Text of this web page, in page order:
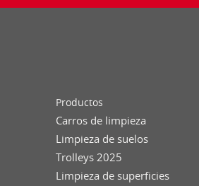
Productos
Carros de limpieza
Limpieza de suelos
Trolleys 2025
Limpieza de superficies